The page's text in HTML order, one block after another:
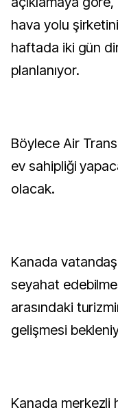
hava yolu
haftada iki gün
planlanıyor.
Böylece Air
ev sahipliği
olacak.
Kanada
seyahat
arasındaki
gelişmesi
Kanada merkezli